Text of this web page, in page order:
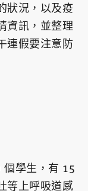
狀況，以及疫
資訊，並整理
連假要注意防
個學生，有 15
等上呼吸道感